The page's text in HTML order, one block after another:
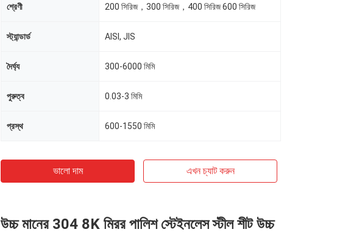
শ্রেণী 200 সিরিজ，300 সিরিজ，400 সিরিজ 600 সিরিজ
স্ট্যান্ডার্ড AISI, JIS
দৈর্ঘ্য 300-6000 মিমি
পুরুত্ব 0.03-3 মিমি
প্রস্থ 600-1550 মিমি
ভালো দাম এখন চ্যাট করুন
উচ্চ মানের 304 8K মিরর পালিশ স্টেইনলেস স্টীল শীট উচ্চ